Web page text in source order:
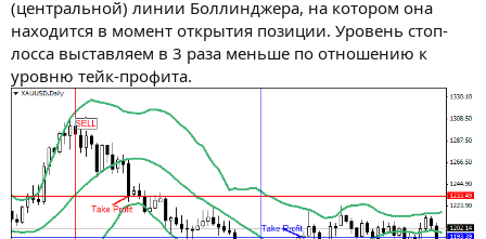
(центральной) линии Боллинджера, на котором она
находится в момент открытия позиции. Уровень стоп-
лосса выставляем в 3 раза меньше по отношению к
уровню тейк-профита.